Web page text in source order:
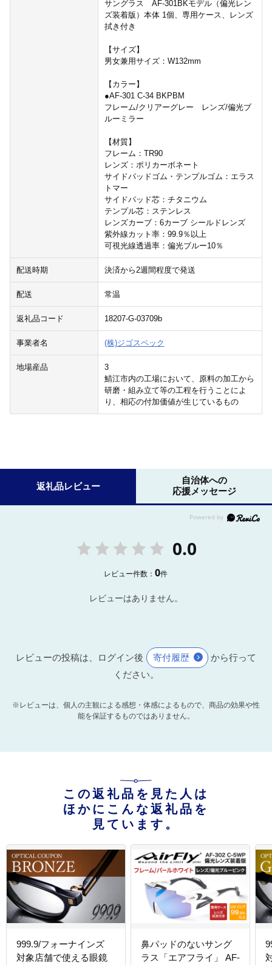
サングラス AF-301BKモデル（偏光レン
ズ装着版）本体 1個、専用ケース、レンズ
拭き付き
【サイズ】
男女兼用サイズ：W132mm
【カラー】
●AF-301 C-34 BKPBM
フレーム/クリアーグレー レンズ/偏光ブ
ルーミラー
【材質】
フレーム：TR90
レンズ：ポリカーボネート
サイドパッドゴム・テンプルゴム：エラス
トマー
サイドパッド芯：チタニウム
テンプル芯：ステンレス
レンズカーブ：6カーブ シールドレンズ
紫外線カット率：99.9％以上
可視光線透過率：偏光ブルー10％
配送時期 決済から2週間程度で発送
配送 常温
返礼品コード 18207-G-03709b
事業者名 (株)ジゴスペック
地場産品
3
鯖江市内の工場において、原料の加工から
研磨・組み立て等の工程を行うことによ
り、相応の付加価値が生じているもの
返礼品レビュー
自治体への
応援メッセージ
0.0
レビュー件数：0件
レビューはありません。
レビューの投稿は、ログイン後 寄付履歴
から行って
ください。
※レビューは、個人の主観による感想・体感によるもので、商品の効果や性
能を保証するものではありません。
この返礼品を見た人は
ほかにこんな返礼品を
見ています。
999.9/フォーナインズ
対象店舗で使える眼鏡
鼻パッドのないサング
ラス「エアフライ」 AF-